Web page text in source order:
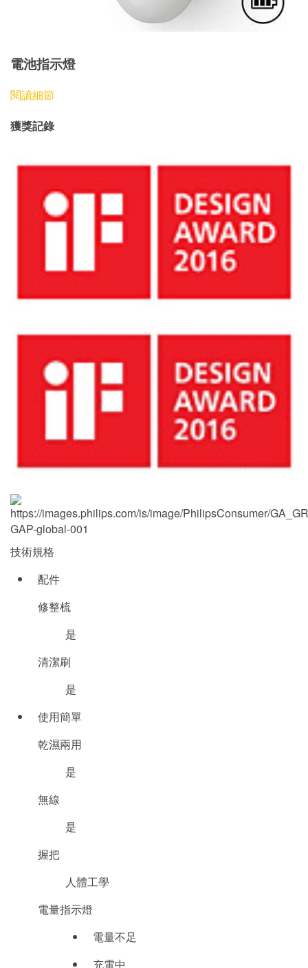
電池指示燈
閱讀細節
獲獎記錄
技術規格
配件
修整梳
是
清潔刷
是
使用簡單
乾濕兩用
是
無線
是
握把
人體工學
電量指示燈
電量不足
充電中